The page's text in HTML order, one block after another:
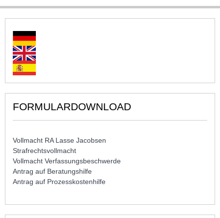
FORMULARDOWNLOAD
Vollmacht RA Lasse Jacobsen
Strafrechtsvollmacht
Vollmacht Verfassungsbeschwerde
Antrag auf Beratungshilfe
Antrag auf Prozesskostenhilfe